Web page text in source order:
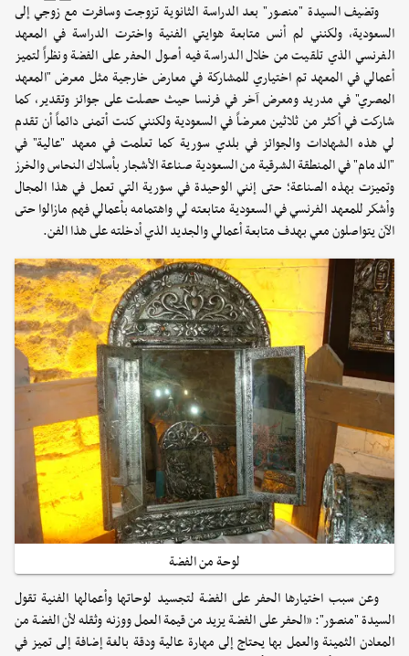
وتضيف السيدة "منصور" بعد الدراسة الثانوية تزوجت وسافرت مع زوجي إلى
السعودية، ولكنني لم أنس متابعة هوايتي الفنية واخترت الدراسة في المعهد
الفرنسي الذي تلقيت من خلال الدراسة فيه أصول الحفر على الفضة ونظراً لتميز
أعمالي في المعهد تم اختياري للمشاركة في معارض خارجية مثل معرض "المعهد
المصري" في مدريد ومعرض آخر في فرنسا حيث حصلت على جوائز وتقدير، كما
شاركت في أكثر من ثلاثين معرضاً في السعودية ولكنني كنت أتمنى دائماً أن تقدم
لي هذه الشهادات والجوائز في بلدي سورية كما تعلمت في معهد "عالية" في
"الدمام" في المنطقة الشرقية من السعودية صناعة الأشجار بأسلاك النحاس والخرز
وتميزت بهذه الصناعة؛ حتى إنني الوحيدة في سورية التي تعمل في هذا المجال
وأشكر للمعهد الفرنسي في السعودية متابعته لي واهتمامه بأعمالي فهم مازالوا حتى
الآن يتواصلون معي بهدف متابعة أعمالي والجديد الذي أدخلته على هذا الفن.
لوحة من الفضة
وعن سبب اختيارها الحفر على الفضة لتجسيد لوحاتها وأعمالها الفنية تقول
السيدة "منصور": «الحفر على الفضة يزيد من قيمة العمل ووزنه وثقله لأن الفضة من
المعادن الثمينة والعمل بها يحتاج إلى مهارة عالية ودقة بالغة إضافة إلى تميز في